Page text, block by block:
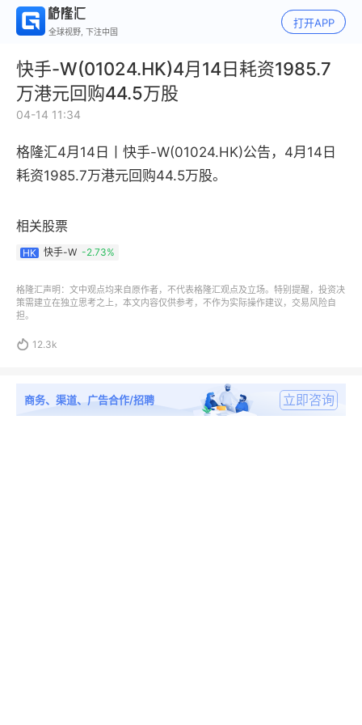
全球视野, 下注中国
打开APP
快手-W(01024.HK)4月14日耗资1985.7
万港元回购44.5万股
04-14 11:34
格隆汇4月14日丨 快手-W(01024.HK)公告， 4月14日
耗资1985.7万港元回购44.5万股。
相关股票
HK 快手-W -2.73%
格隆汇声明：文中观点均来自原作者，不代表格隆汇观点及立场。特别提醒，投资决
策需建立在独立思考之上，本文内容仅供参考，不作为实际操作建议，交易风险自
担。
 12.3k
商务、渠道、广告合作/招聘 立即咨询